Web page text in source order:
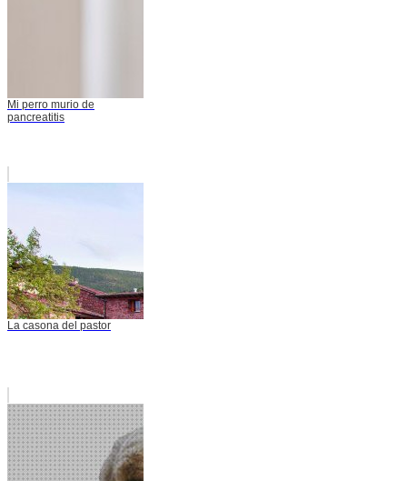
Mi perro murio de
pancreatitis
La casona del pastor